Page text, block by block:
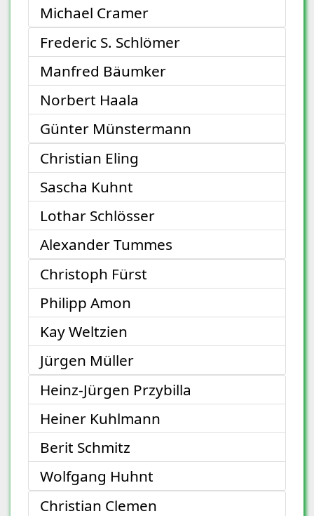
Michael Cramer
Frederic S. Schlömer
Manfred Bäumker
Norbert Haala
Günter Münstermann
Christian Eling
Sascha Kuhnt
Lothar Schlösser
Alexander Tummes
Christoph Fürst
Philipp Amon
Kay Weltzien
Jürgen Müller
Heinz-Jürgen Przybilla
Heiner Kuhlmann
Berit Schmitz
Wolfgang Huhnt
Christian Clemen